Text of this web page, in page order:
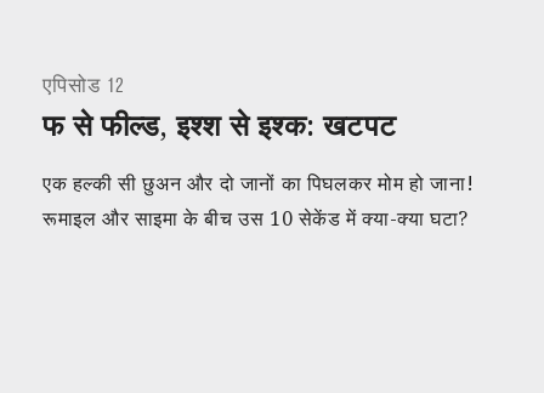
एपिसोड 12
फ से फील्ड, इश्श से इश्क: खटपट
एक हल्की सी छुअन और दो जानों का पिघलकर मोम हो जाना!
रूमाइल और साइमा के बीच उस 10 सेकेंड में क्या-क्या घटा?